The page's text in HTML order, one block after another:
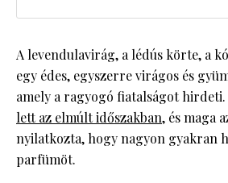
A levendulavirág, a lédús körte, a
egy édes, egyszerre virágos és
amely a ragyogó fiatalságot hirdeti.
lett az elmúlt időszakban, és maga
nyilatkozta, hogy nagyon gyakran
parfümöt.